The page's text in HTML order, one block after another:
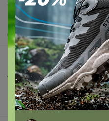
Защита покупателя
Помощь
О нас
Все предложения
Анонсы
Новости
Поддержка альпак